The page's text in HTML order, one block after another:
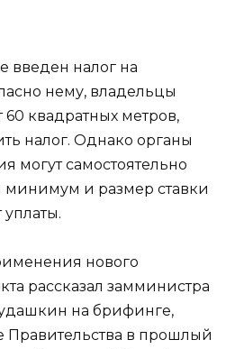
введен налог на
нему, владельцы
квадратных метров,
налог. Однако органы
могут самостоятельно
минимум и размер ставки
нового
рассказал замминистра
на брифинге,
в прошлый